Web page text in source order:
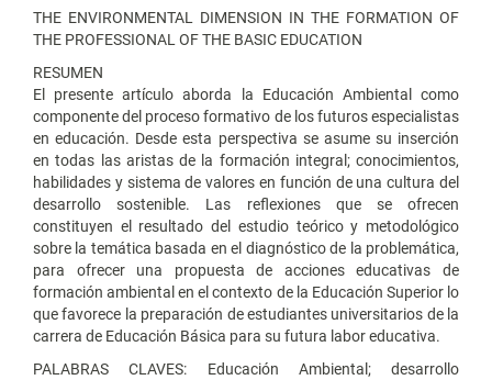
THE ENVIRONMENTAL DIMENSION IN THE FORMATION OF
THE PROFESSIONAL OF THE BASIC EDUCATION
RESUMEN
El presente artículo aborda la Educación Ambiental como
componente del proceso formativo de los futuros especialistas
en educación. Desde esta perspectiva se asume su inserción
en todas las aristas de la formación integral; conocimientos,
habilidades y sistema de valores en función de una cultura del
desarrollo sostenible. Las reflexiones que se ofrecen
constituyen el resultado del estudio teórico y metodológico
sobre la temática basada en el diagnóstico de la problemática,
para ofrecer una propuesta de acciones educativas de
formación ambiental en el contexto de la Educación Superior lo
que favorece la preparación de estudiantes universitarios de la
carrera de Educación Básica para su futura labor educativa.
PALABRAS CLAVES: Educación Ambiental; desarrollo